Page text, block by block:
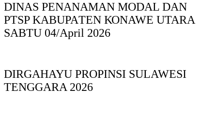
DINAS PΕΝΑΝΑΜAN MODAL DAN
PTSP KABUPAΤΕΝ ΚΟNAWE UTARA
SABTU 04/April 2026
DIRGAHAYU PROPINSI SULAWESI
TENGGARA 2026